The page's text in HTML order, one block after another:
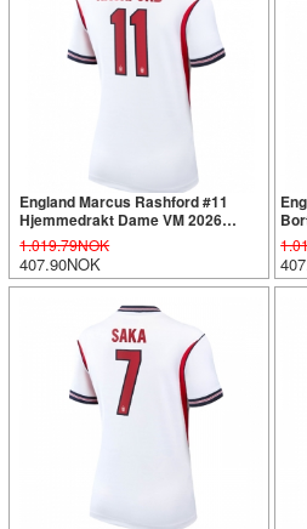
England Marcus Rashford #11
Hjemmedrakt Dame VM 2026
Kortermet
1.019.79NOK
407.90NOK